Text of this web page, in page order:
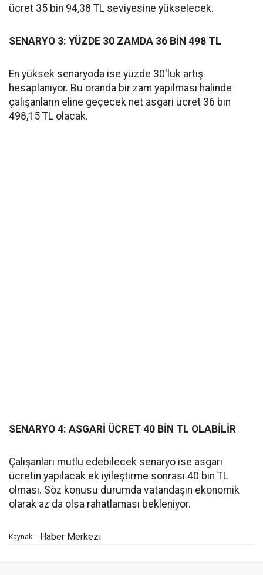
ücret 35 bin 94,38 TL seviyesine yükselecek.
SENARYO 3: YÜZDE 30 ZAMDA 36 BİN 498 TL
En yüksek senaryoda ise yüzde 30'luk artış
hesaplanıyor. Bu oranda bir zam yapılması halinde
çalışanların eline geçecek net asgari ücret 36 bin
498,15 TL olacak.
SENARYO 4: ASGARİ ÜCRET 40 BİN TL OLABİLİR
Çalışanları mutlu edebilecek senaryo ise asgari
ücretin yapılacak ek iyileştirme sonrası 40 bin TL
olması. Söz konusu durumda vatandaşın ekonomik
olarak az da olsa rahatlaması bekleniyor.
Kaynak: Haber Merkezi